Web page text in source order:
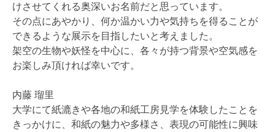
けさせてくれる奥深いお名前だと思っています。
その点にあやかり、何か温かい力や気持ちを得ることが
できるような展示を目指したいと考えました。
架空の生物や妖怪を中心に、各々が持つ背景や空気感を
お楽しみ頂ければ幸いです。
内藤 瑠里
大学にて紙漉きや各地の和紙工房見学を体験したことを
きっかけに、和紙の魅力や多様さ、表現の可能性に興味